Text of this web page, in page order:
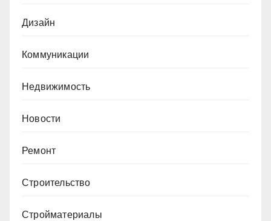
Дизайн
Коммуникации
Недвижимость
Новости
Ремонт
Строительство
Стройматериалы